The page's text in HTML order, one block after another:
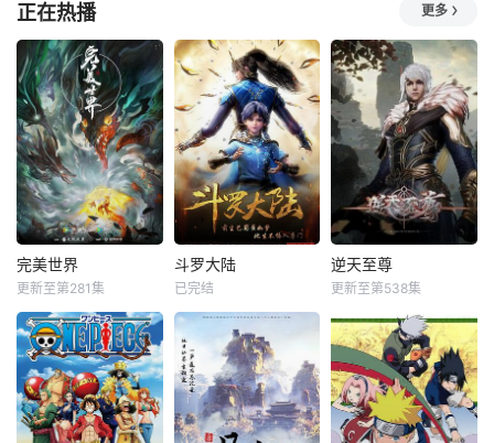
正在热播 更多
完美世界
更新至第281集
斗罗大陆
已完结
逆天至尊
更新至第538集